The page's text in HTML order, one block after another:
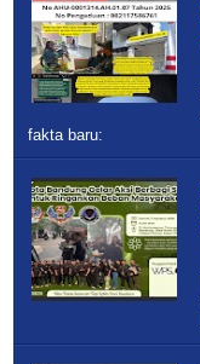
Pancapuri Indoperkasa
yang dilakukan oleh t...
fakta baru: